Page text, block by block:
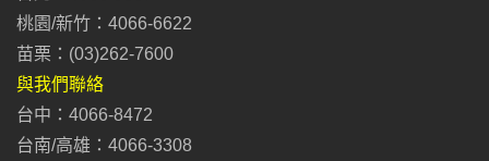
桃園/新竹：4066-6622
苗栗：(03)262-7600
與我們聯絡
台中：4066-8472
台南/高雄：4066-3308